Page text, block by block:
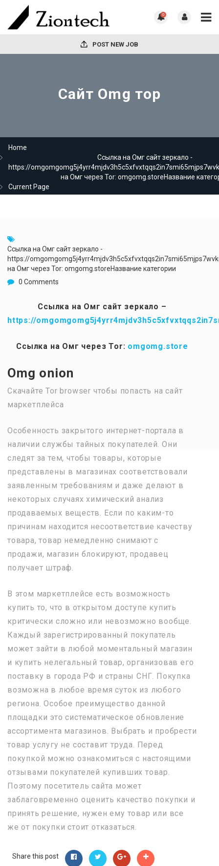
0
POST NEW JOB
Сайт Omg тор
Home
Ссылка на Омг сайт зеркало -
https://
на Омг через Tor: omgomg.storeНазвание
Current Page
Ссылка на Омг сайт зеркало -
https://
на Омг через Tor: omgomg.storeНазвание категории
0 Comments
Ссылка на Омг сайт зеркало –
https://
Ссылка на Омг через Tor: omgomg.store
Omg onion
Скачайте Tor browser чтобы попасть на сайт
маркетплейса
Особенность закрытого интернет-портала в
наличии службы тайных покупателей. Они
следят за тем, чтобы товары, которые
представлены в магазинах соответствовали
заявленным требованиям и даже делают в
некоторых случаях химический анализ
продаваемых веществ. Если по каким-то
причинам находится несоответствие качеству
товара, товар немедленно снимают с
продажи, магазин блокируют, продавец
получает штраф.
В этом маркетплейсе есть возможность
купить то, что в открытом доступе купить
критически сложно или невозможно вообще.
Каждый зарегистрированный покупатель
может зайти в любой моментальный магазин
и купить нелегальный товар, организовав его
поставку в города РФ и страны СНГ. Покупка
возможна в любое время суток из любого
региона. Особое преимущество данной
площадки это систематическое обновление
ассортимента магазинов. Выбрать и пробрести
товар услугу не составит труда. Перед
покупкой можно ознакомиться с настоящими
отзывами покупателей купивших товар.
Поэтому посетитель сайта может
заблаговременно оценить качество покупки и
принять решение, нужен ему товар или все
же от покупки стоит отказаться.
Share this post